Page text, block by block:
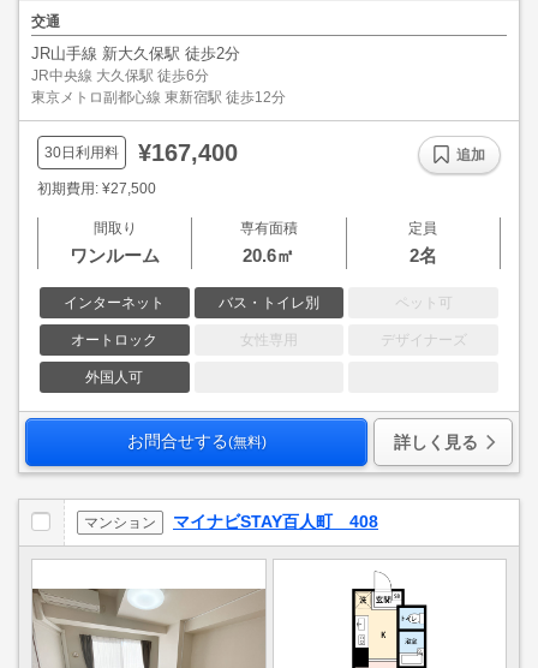
交通
JR山手線 新大久保駅 徒歩2分
JR中央線 大久保駅 徒歩6分
東京メトロ副都心線 東新宿駅 徒歩12分
30日利用料 ¥167,400
初期費用: ¥27,500
間取り
ワンルーム
専有面積
20.6㎡
定員
2名
インターネット バス・トイレ別 ペット可
オートロック 女性専用 デザイナーズ
外国人可
追加
お問合せする(無料) 詳しく見る
マンション マイナビSTAY百人町 408